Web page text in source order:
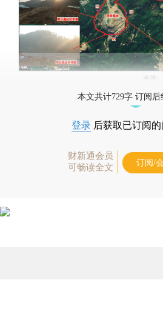
本文共计729字 订阅后
登录 后获取已订阅
财新通会员
可畅读全文
订阅/